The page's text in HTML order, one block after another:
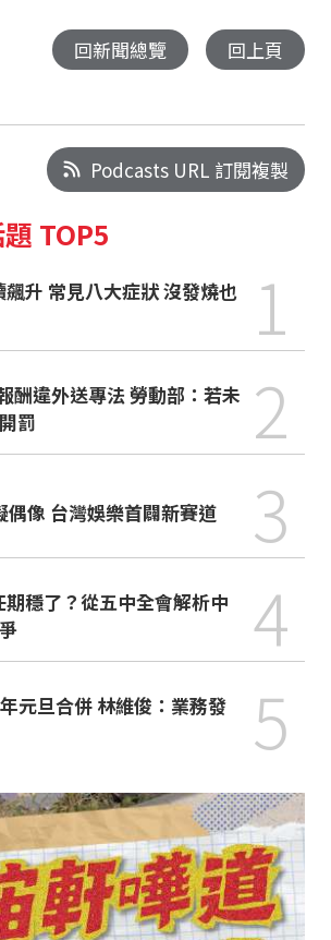
回新聞總覽 回上頁
Podcasts URL 訂閱複製
TOP5
1
酬違外送專法 勞動部：若未
罰
2
偶像 台灣娛樂首闢新賽道 3
4
元旦合併 林維俊：業務發
5